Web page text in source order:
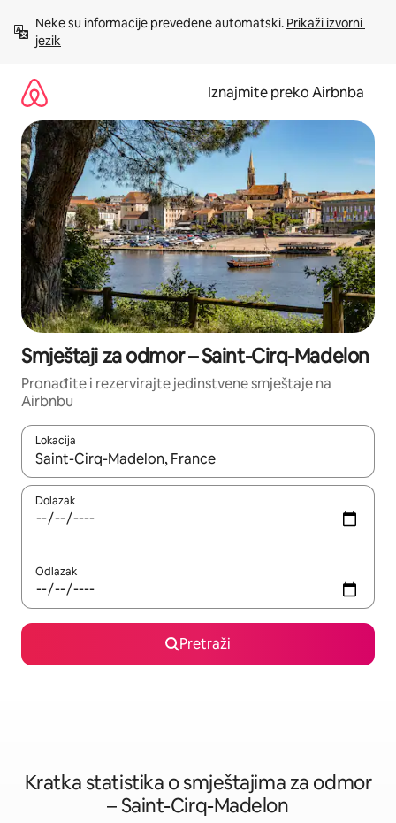
sadržaj
Neke su informacije prevedene automatski. Prikaži izvorni
jezik
Iznajmite preko Airbnba
Smještaji za odmor – Saint-Cirq-Madelon
Pronađite i rezervirajte jedinstvene smještaje na
Airbnbu
Lokacija
Kada budu dostupni rezultati, moći ćete ih pregledati
Dolazak
Odlazak
Pretraži
Kratka statistika o smještajima za odmor
– Saint-Cirq-Madelon